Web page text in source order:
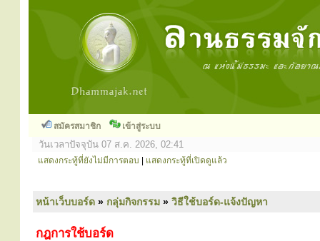
สมัครสมาชิก เข้าสู่ระบบ
วันเวลาปัจจุบัน 07 ส.ค. 2026, 02:41
แสดงกระทู้ที่ยังไม่มีการตอบ แสดงกระทู้ที่เปิดดูแล้ว
หน้าเว็บบอร์ด » กลุ่มกิจกรรม » วิธีใช้บอร์ด-แจ้งปัญหา
กฎการใช้บอร์ด